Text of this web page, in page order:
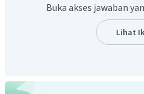
kemerdekaan. Adanya
wilayah Indonesia oleh
nasionalisme bangsa
Periode revolusi juga
Buka akses jawaban
Lihat